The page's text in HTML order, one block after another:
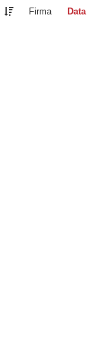
Firma Data